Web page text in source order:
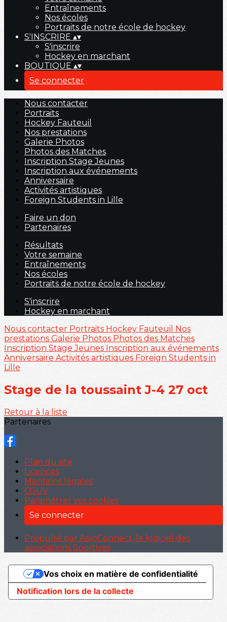
Entraînements
Nos écoles
Portraits de notre école de hockey
S'INSCRIRE ▴▾
S'inscrire
Hockey en marchant
BOUTIQUE ▴▾
Se connecter
Nous contacter
Portraits
Hockey Fauteuil
Nos prestations
Galerie Photos
Photos des Matches
Inscription Stage Jeunes
Inscription aux événements
Anniversaire
Activités artistiques
Foreign Students in Lille
Faire un don
Partenaires
Résultats
Votre semaine
Entraînements
Nos écoles
Portraits de notre école de hockey
S'inscrire
Hockey en marchant
Nous contacter Portraits Hockey Fauteuil Nos
prestations Galerie Photos Photos des Matches
Inscription Stage Jeunes Inscription aux événements
Anniversaire Activités artistiques Foreign Students in
Lille
Stage de la toussaint J-4 27 oct
Retour à la liste
Partenaires
Plan du site
Licences
Mentions légales
CGUV
Paramétrer vos cookies
Se connecter
Propulsé par AssoConnect, le logiciel des
associations Sportives
Notification lors de la collecte
Vos choix en matière de confidentialité